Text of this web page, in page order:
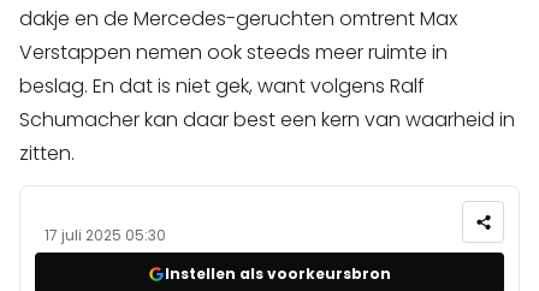
dakje en de Mercedes-geruchten omtrent Max
Verstappen nemen ook steeds meer ruimte in
beslag. En dat is niet gek, want volgens Ralf
Schumacher kan daar best een kern van waarheid in
zitten.
17 juli 2025 05:30
Instellen als voorkeursbron